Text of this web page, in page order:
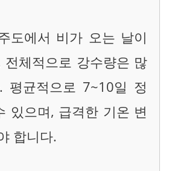
도에서 비가 오는 날이
전체적으로 강수량은 많
평균적으로 7~10일 정
있으며, 급격한 기온 변
합니다.